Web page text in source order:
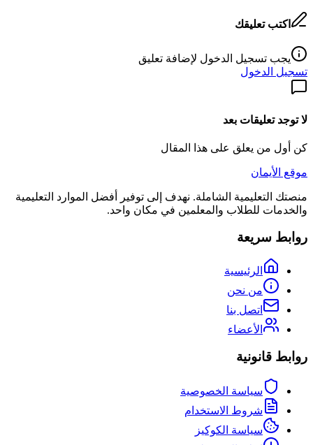
اكتب تعليقك
يجب تسجيل الدخول لإضافة تعليق
تسجيل الدخول
لا توجد تعليقات بعد
كن أول من يعلق على هذا المقال
موقع الأيمان
منصتك التعليمية الشاملة. نهدف إلى توفير أفضل الموارد التعليمية
والخدمات للطلاب والمعلمين في مكان واحد.
روابط سريعة
الرئيسية
من نحن
اتصل بنا
الأعضاء
روابط قانونية
سياسة الخصوصية
شروط الاستخدام
سياسة الكوكيز